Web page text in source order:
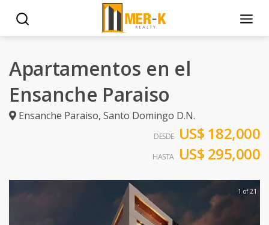
Apartamentos en el
Ensanche Paraiso
Ensanche Paraiso, Santo Domingo D.N.
DESDE US$ 182,000
HASTA US$ 295,000
1 of 21